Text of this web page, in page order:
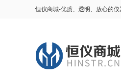
恒仪商城-优质、透明、放心的